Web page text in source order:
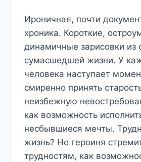
Ироничная, почти
хроника. Короткие,
динамичные зарисовки из
сумасшедшей жизни. У
человека наступает
смиренно принять
неизбежную
как возможность
несбывшиеся мечты.
жизнь? Но героиня
трудностям, как